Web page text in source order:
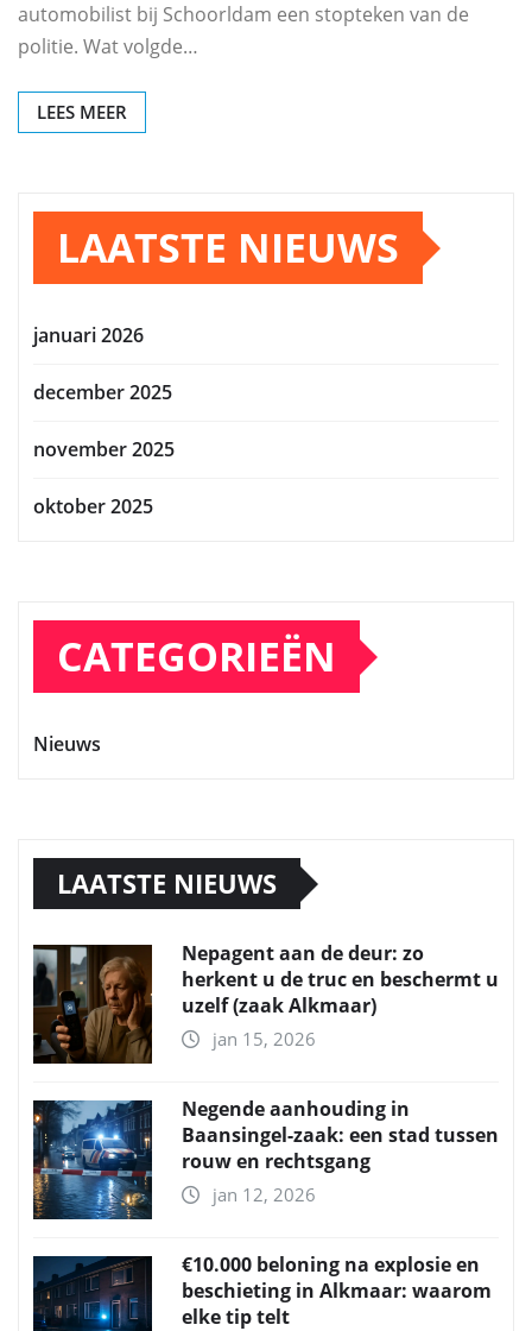
automobilist bij Schoorldam een stopteken van de
politie. Wat volgde…
LEES MEER
LAATSTE NIEUWS
januari 2026
december 2025
november 2025
oktober 2025
CATEGORIEËN
Nieuws
LAATSTE NIEUWS
Nepagent aan de deur: zo
herkent u de truc en beschermt u
uzelf (zaak Alkmaar)
jan 15, 2026
Negende aanhouding in
Baansingel-zaak: een stad tussen
rouw en rechtsgang
jan 12, 2026
€10.000 beloning na explosie en
beschieting in Alkmaar: waarom
elke tip telt